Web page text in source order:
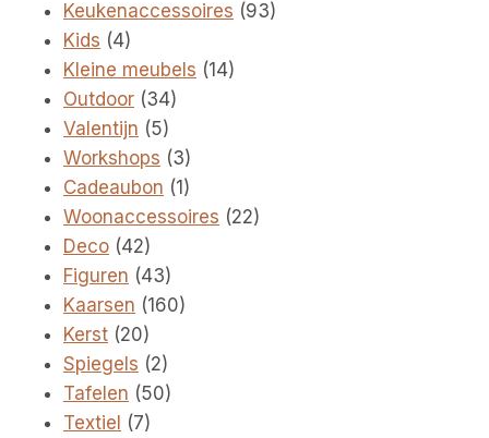
producten
Keukenaccessoires 9393
Kids 44
producten
Kleine meubels 1414
Outdoor 3434
Valentijn 55
producten
Workshops 33
producten
Cadeaubon 11
product
Woonaccessoires 2222
Deco 4242
producten
Figuren 4343
producten
Kaarsen 160160
Kerst 2020
producten
Spiegels 22
producten
Tafelen 5050
Textiel 77